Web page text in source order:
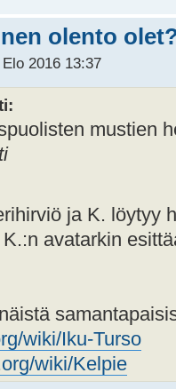
olento
2016 13:37
mustien
ja K. löytyy
avatarkin
wiki/Iku-Turso
wiki/Kelpie